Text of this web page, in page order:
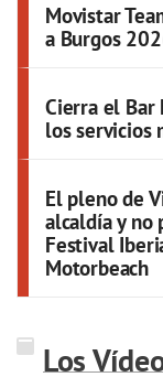
Movistar
a Burgos
Cierra el Bar
los servicios
El pleno de
alcaldía y no
Festival
Motorbeach
Los